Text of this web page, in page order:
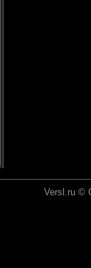
Versl.ru ©